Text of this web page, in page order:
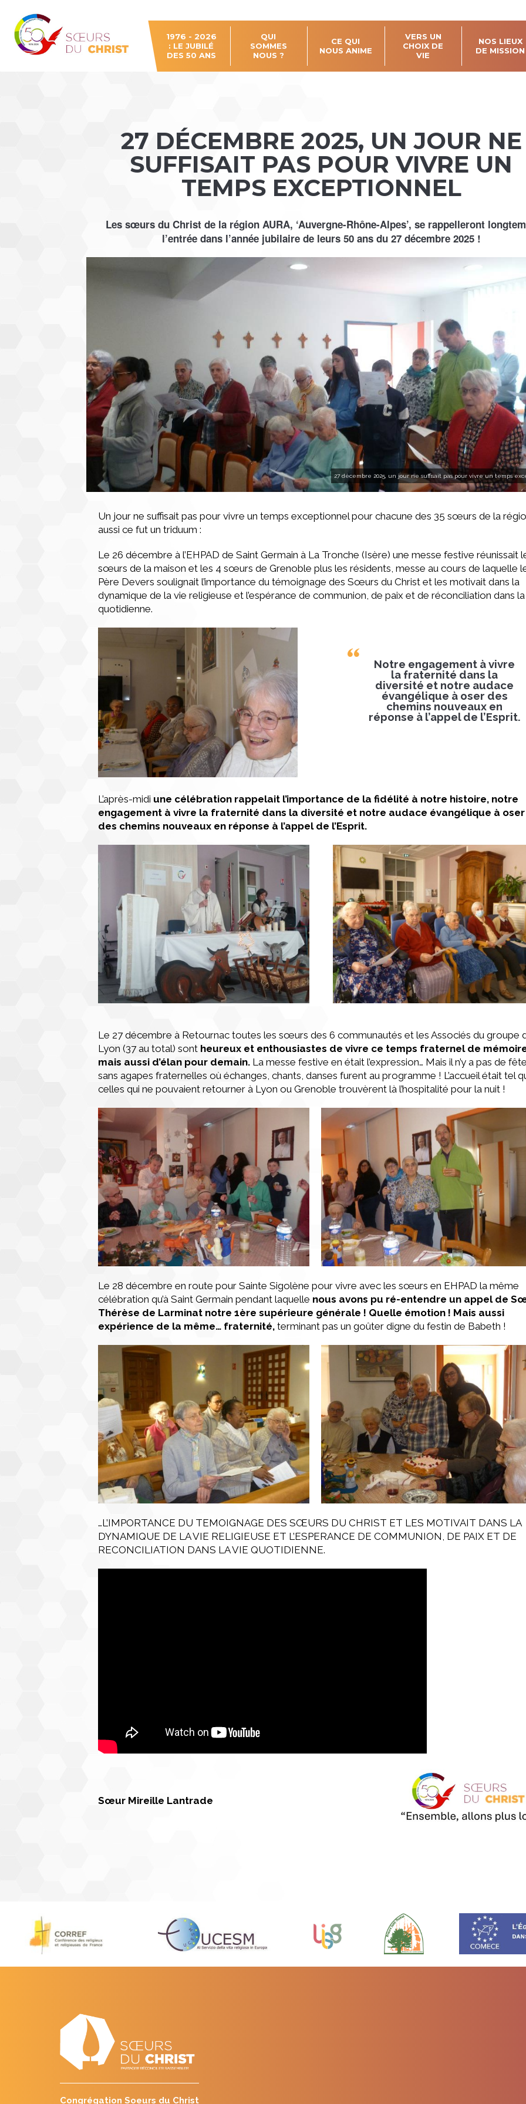
contenu.
navigation
1976 - 2026
: LE JUBILÉ
DES 50 ANS
QUI
SOMMES
NOUS ?
CE QUI
NOUS ANIME
VERS UN
CHOIX DE
VIE
NOS LIEUX
DE MISSION
27 DÉCEMBRE 2025, UN JOUR NE
SUFFISAIT PAS POUR VIVRE UN
TEMPS EXCEPTIONNEL
27 décembre 2025, un jour ne suffisait pas pour vivre un temps
Les sœurs du Christ de la région AURA, ‘Auvergne-Rhône-Alpes’, se rappelleront
l’entrée dans l’année jubilaire de leurs 50 ans du 27 décembre 2025 !
Un jour ne suffisait pas pour vivre un temps exceptionnel pour chacune des 35 sœurs de la
aussi ce fut un triduum :
Le 26 décembre à l’EHPAD de Saint Germain à La Tronche (Isère) une messe festive réunissait
sœurs de la maison et les 4 sœurs de Grenoble plus les résidents, messe au cours de laquelle
Père Devers soulignait l’importance du témoignage des Sœurs du Christ et les motivait dans la
dynamique de la vie religieuse et l’espérance de communion, de paix et de réconciliation dans
quotidienne.
Notre engagement à vivre
la fraternité dans la
diversité et notre audace
évangélique à oser des
chemins nouveaux en
réponse à l’appel de l’Esprit.
L’après-midi une célébration rappelait l’importance de la fidélité à notre histoire, notre
engagement à vivre la fraternité dans la diversité et notre audace évangélique à oser
des chemins nouveaux en réponse à l’appel de l’Esprit.
Le 27 décembre à Retournac toutes les sœurs des 6 communautés et les Associés du groupe
Lyon (37 au total) sont heureux et enthousiastes de vivre ce temps fraternel de
mais aussi d’élan pour demain. La messe festive en était l’expression… Mais il n’y a pas de
sans agapes fraternelles où échanges, chants, danses furent au programme ! L’accueil était tel
celles qui ne pouvaient retourner à Lyon ou Grenoble trouvèrent là l’hospitalité pour la nuit !
Le 28 décembre en route pour Sainte Sigolène pour vivre avec les sœurs en EHPAD la même
célébration qu’à Saint Germain pendant laquelle nous avons pu ré-entendre un appel de
Thérèse de Larminat notre 1ère supérieure générale ! Quelle émotion ! Mais aussi
expérience de la même… fraternité, terminant pas un goûter digne du festin de Babeth !
…L’IMPORTANCE DU TEMOIGNAGE DES SŒURS DU CHRIST ET LES MOTIVAIT DANS LA
DYNAMIQUE DE LA VIE RELIGIEUSE ET L’ESPERANCE DE COMMUNION, DE PAIX ET DE
RECONCILIATION DANS LA VIE QUOTIDIENNE.
Sœur Mireille Lantrade
Congrégation Soeurs du Christ